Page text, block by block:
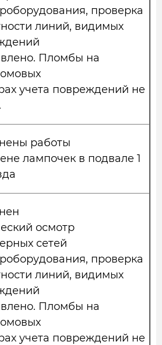
проверка
линий, видимых
Пломбы на
учета повреждений не
работы
лампочек в подвале 1
осмотр
сетей
проверка
линий, видимых
Пломбы на
учета повреждений не